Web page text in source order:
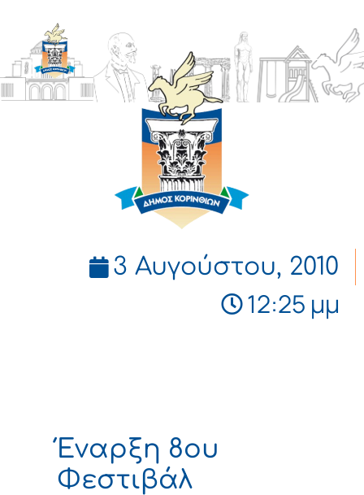
ΔΗΜΟΣ
ΚΟΡΙΝΘΙΩΝ
3 Αυγούστου, 2010
12:25 μμ
Έναρξη 8ου
Φεστιβάλ